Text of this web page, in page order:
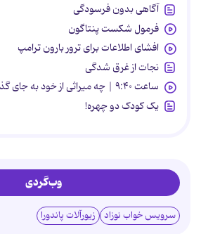
آگاهی بدون فرسودگی
فرمول شکست پنتاگون
افشای اطلاعات برای ترور بارون ترامپ
نجات از غرق شدگی
ساعت ۹:۴۰ | چه میراثی از خود به جای گذاشت؟
یک کودک دو چهره!
وب‌گردی
سرویس خواب نوزاد زیورآلات پاندورا